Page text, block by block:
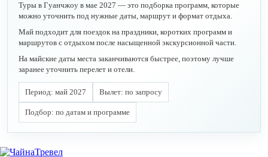
Туры в Гуанчжоу в мае 2027 — это подборка программ, которые
можно уточнить под нужные даты, маршрут и формат отдыха.
Май подходит для поездок на праздники, коротких программ и
маршрутов с отдыхом после насыщенной экскурсионной части.
На майские даты места заканчиваются быстрее, поэтому лучше
заранее уточнить перелет и отели.
Период: май 2027 Вылет: по запросу
Подбор: по датам и программе